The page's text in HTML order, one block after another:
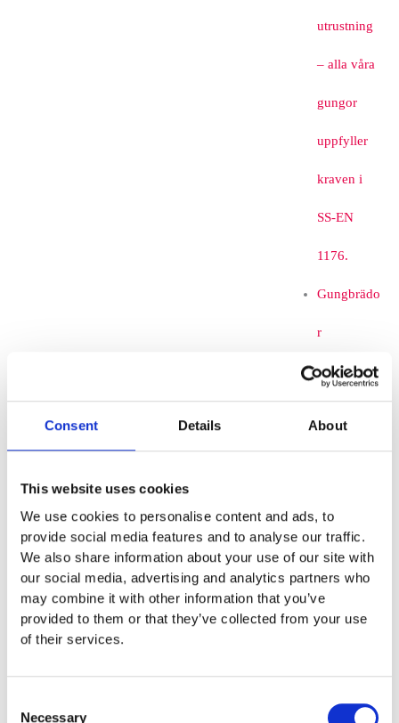
Consent Details About
This website uses cookies
We use cookies to personalise content and ads, to
provide social media features and to analyse our traffic.
We also share information about your use of our site with
our social media, advertising and analytics partners who
may combine it with other information that you’ve
provided to them or that they’ve collected from your use
of their services.
Necessary
utrustning
– alla våra
gungor
uppfyller
kraven i
SS-EN
1176.
Gungbrädo
r
Gungdjur
tillbehör
Småbarnslek
Lekhus
gar
Småbarnsle